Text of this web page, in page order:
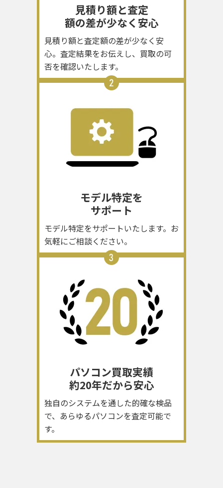
MDWL4J/A
256GB 2024年秋モデル
MXND3J/A
93,500
円
iPad mini 8.3インチ Wi-Fi
MXNC3J/A
今、一番高く買い取ってもらえる
高買取率商品
見積り額と査定
額の差が少なく安心
見積り額と査定額の差が少なく安
心。査定結果をお伝えし、買取の可
否を確認いたします。
モデル特定を
サポート
モデル特定をサポートいたします。お
気軽にご相談ください。
パソコン買取実績
約20年だから安心
独自のシステムを通した的確な検品
で、あらゆるパソコンを査定可能で
す。